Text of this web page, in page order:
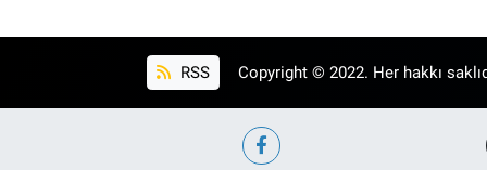
RSS Copyright © 2022. Her hakkı